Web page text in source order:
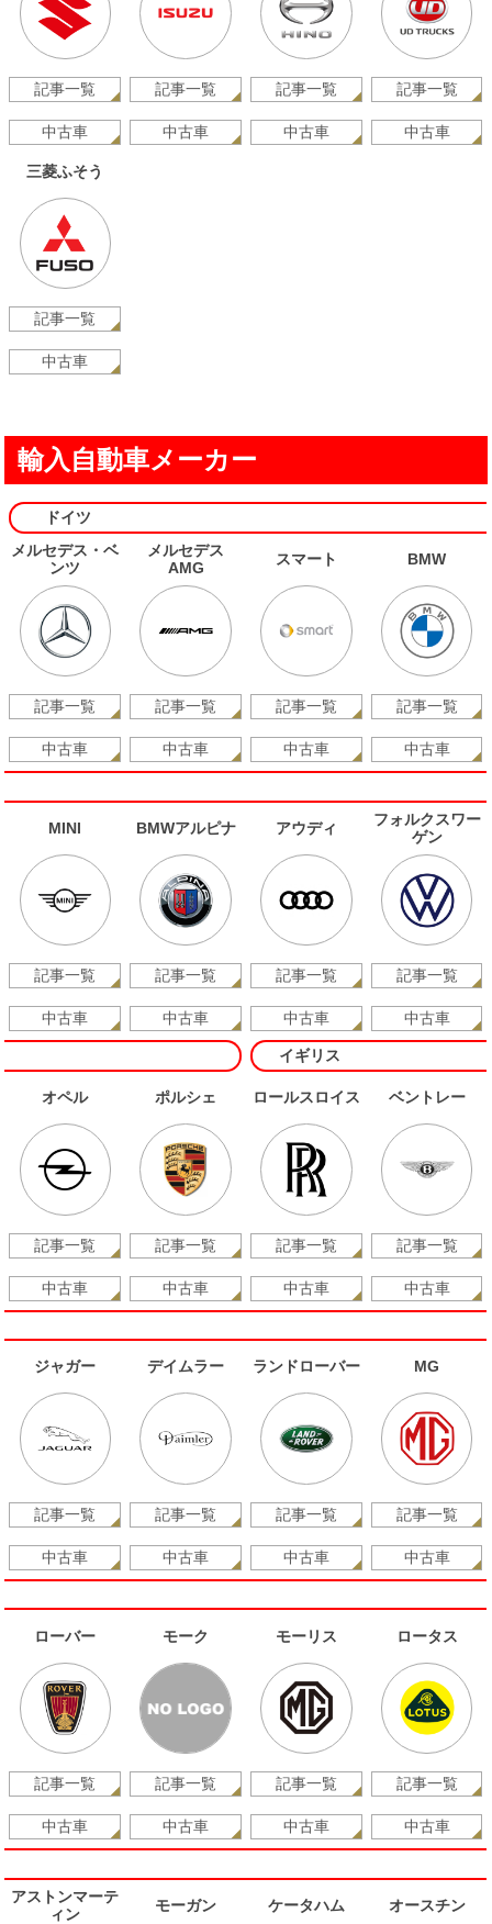
記事一覧
中古車
記事一覧
中古車
記事一覧
中古車
記事一覧
中古車
三菱ふそう
記事一覧
中古車
輸入自動車メーカー
ドイツ
メルセデス・ベ
ンツ
記事一覧
中古車
メルセデス
AMG
記事一覧
中古車
スマート
記事一覧
中古車
BMW
記事一覧
中古車
MINI
記事一覧
中古車
BMWアルピナ
記事一覧
中古車
アウディ
記事一覧
中古車
フォルクスワー
ゲン
記事一覧
中古車
オペル
記事一覧
中古車
ポルシェ
記事一覧
中古車
イギリス
ロールスロイス
記事一覧
中古車
ベントレー
記事一覧
中古車
ジャガー
記事一覧
中古車
デイムラー
記事一覧
中古車
ランドローバー
記事一覧
中古車
MG
記事一覧
中古車
ローバー
記事一覧
中古車
モーク
記事一覧
中古車
モーリス
記事一覧
中古車
ロータス
記事一覧
中古車
アストンマーテ
ィン
モーガン ケータハム オースチン